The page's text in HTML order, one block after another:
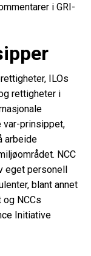
i GRI-
ILOs
rettigheter i
prinsippet,
arbeide
NCC
eget personell
blant annet
og NCCs
Initiative